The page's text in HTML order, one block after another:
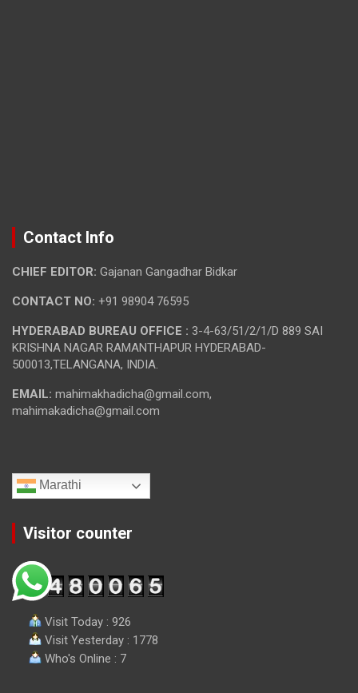
Contact Info
CHIEF EDITOR: Gajanan Gangadhar Bidkar
CONTACT NO: +91 98904 76595
HYDERABAD BUREAU OFFICE : 3-4-63/51/2/1/D 889 SAI
KRISHNA NAGAR RAMANTHAPUR HYDERABAD-
500013,TELANGANA, INDIA.
EMAIL: mahimakhadicha@gmail.com,
mahimakadicha@gmail.com
Marathi
Visitor counter
Visit Today : 926
Visit Yesterday : 1778
Who's Online : 7